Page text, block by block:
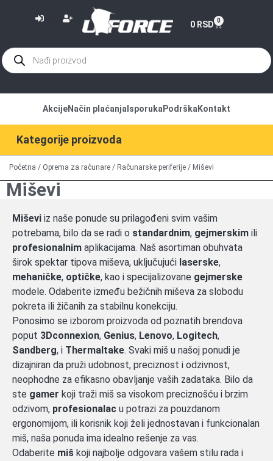
0 RSD 0
Kategorije proizvoda
AkcijeNačin plaćanja Isporuka Podrška Kontakt
Početna / Oprema za računare / Računarske periferije / Miševi
Miševi
Miševi iz naše ponude su prilagođeni svim vašim
potrebama, bilo da se radi o standardnim, gejmerskim ili
profesionalnim aplikacijama. Naš asortiman obuhvata
širok spektar tipova miševa, uključujući laserske,
mehaničke, optičke, kao i specijalizovane gejmerske
modele. Odaberite između bežičnih miševa za slobodu
pokreta ili žičanih za stabilnu konekciju.
Ponosimo se izborom proizvoda od poznatih brendova
poput 3Dconnexion, Genius, Lenovo, Logitech,
Sandberg, i Thermaltake. Svaki miš u našoj ponudi je
dizajniran da pruži udobnost, preciznost i odzivnost,
neophodne za efikasno obavljanje vaših zadataka. Bilo da
ste gamer koji traži miš sa visokom preciznošću i brzim
odzivom, profesionalac u potrazi za pouzdanom
ergonomijom, ili korisnik koji želi jednostavan i funkcionalan
miš, naša ponuda ima idealno rešenje za vas.
Odaberite miš koji najbolje odgovara vašem stilu rada i